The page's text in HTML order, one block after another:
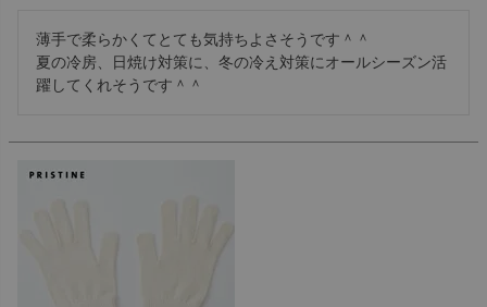
薄手で柔らかくてとても気持ちよさそうです＾＾
夏の冷房、日焼け対策に、冬の冷え対策にオールシーズン活
躍してくれそうです＾＾